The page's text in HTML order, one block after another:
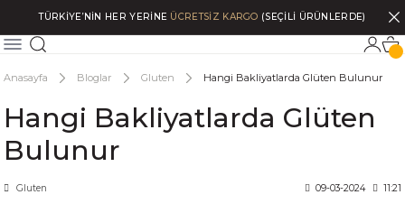
TÜRKİYE’NİN HER YERİNE ÜCRETSİZ KARGO (SEÇİLİ ÜRÜNLERDE)
Anasayfa Bloglar Gluten Hangi Bakliyatlarda Glüten Bulunur
Hangi Bakliyatlarda Glüten
Bulunur
Gluten 09-03-2024 11:21